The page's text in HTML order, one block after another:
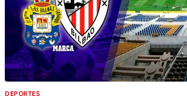
DEPORTES